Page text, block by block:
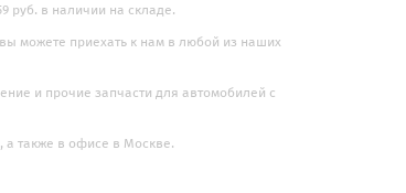
руб. в наличии на складе.
можете приехать к нам в любой из наших
и прочие запчасти для автомобилей с
а также в офисе в Москве.